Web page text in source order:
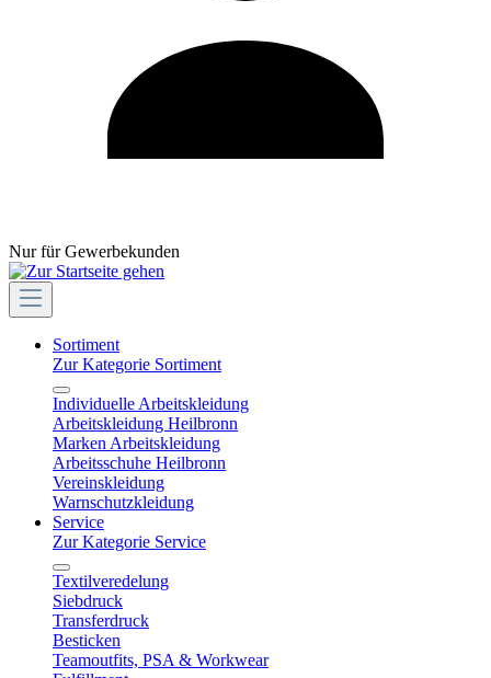
Nur für Gewerbekunden
Sortiment
Zur Kategorie Sortiment
Individuelle Arbeitskleidung
Arbeitskleidung Heilbronn
Marken Arbeitskleidung
Arbeitsschuhe Heilbronn
Vereinskleidung
Warnschutzkleidung
Service
Zur Kategorie Service
Textilveredelung
Siebdruck
Transferdruck
Besticken
Teamoutfits, PSA & Workwear